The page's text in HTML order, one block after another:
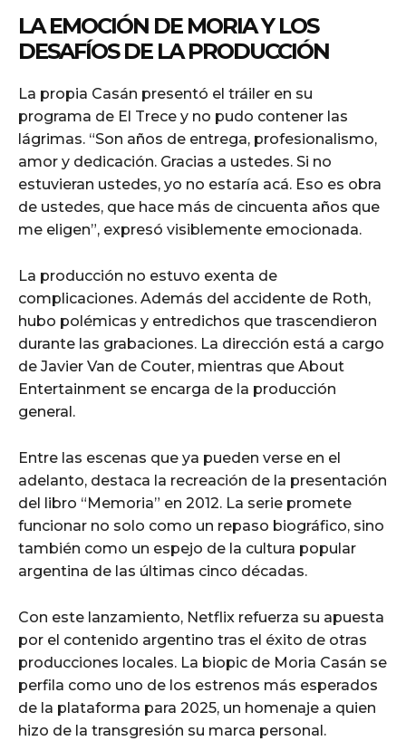
LA EMOCIÓN DE MORIA Y LOS
DESAFÍOS DE LA PRODUCCIÓN
La propia Casán presentó el tráiler en su
programa de El Trece y no pudo contener las
lágrimas. “Son años de entrega, profesionalismo,
amor y dedicación. Gracias a ustedes. Si no
estuvieran ustedes, yo no estaría acá. Eso es obra
de ustedes, que hace más de cincuenta años que
me eligen”, expresó visiblemente emocionada.
La producción no estuvo exenta de
complicaciones. Además del accidente de Roth,
hubo polémicas y entredichos que trascendieron
durante las grabaciones. La dirección está a cargo
de Javier Van de Couter, mientras que About
Entertainment se encarga de la producción
general.
Entre las escenas que ya pueden verse en el
adelanto, destaca la recreación de la presentación
del libro “Memoria” en 2012. La serie promete
funcionar no solo como un repaso biográfico, sino
también como un espejo de la cultura popular
argentina de las últimas cinco décadas.
Con este lanzamiento, Netflix refuerza su apuesta
por el contenido argentino tras el éxito de otras
producciones locales. La biopic de Moria Casán se
perfila como uno de los estrenos más esperados
de la plataforma para 2025, un homenaje a quien
hizo de la transgresión su marca personal.